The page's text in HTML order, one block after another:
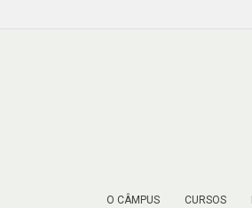
O CÂMPUS CURSOS